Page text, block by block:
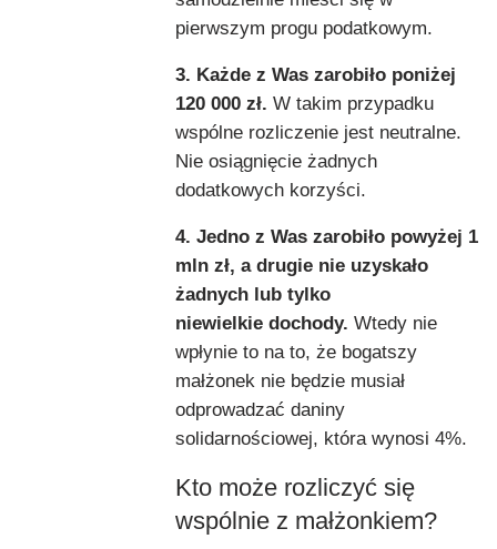
pierwszym progu podatkowym.
3. Każde z Was zarobiło poniżej
120 000 zł. W takim przypadku
wspólne rozliczenie jest neutralne.
Nie osiągnięcie żadnych
dodatkowych korzyści.
4. Jedno z Was zarobiło powyżej 1
mln zł, a drugie nie uzyskało
żadnych lub tylko
niewielkie dochody. Wtedy nie
wpłynie to na to, że bogatszy
małżonek nie będzie musiał
odprowadzać daniny
solidarnościowej, która wynosi 4%.
Kto może rozliczyć się
wspólnie z małżonkiem?